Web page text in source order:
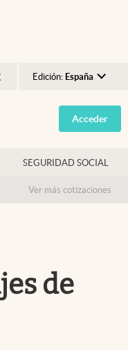
Edición: España
Argentina
España
USA
Colombia
Acceder
SEGURIDAD SOCIAL
Ver más cotizaciones
de